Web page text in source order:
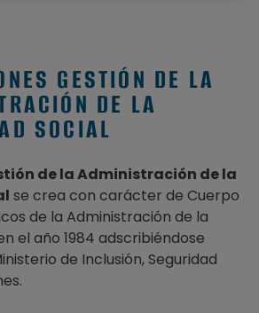
GESTIÓN DE LA
DE LA
SOCIAL
de la Administración de la
se crea con carácter de Cuerpo
de la Administración de la
el año 1984 adscribiéndose
de Inclusión, Seguridad